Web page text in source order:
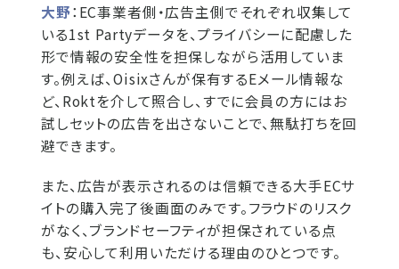
大野：EC事業者側・広告主側でそれぞれ収集して
いる1st Partyデータを、プライバシーに配慮した
形で情報の安全性を担保しながら活用していま
す。例えば、Oisixさんが保有するEメール情報な
ど、Roktを介して照合し、すでに会員の方にはお
試しセットの広告を出さないことで、無駄打ちを回
避できます。
また、広告が表示されるのは信頼できる大手ECサ
イトの購入完了後画面のみです。フラウドのリスク
がなく、ブランドセーフティが担保されている点
も、安心して利用いただける理由のひとつです。